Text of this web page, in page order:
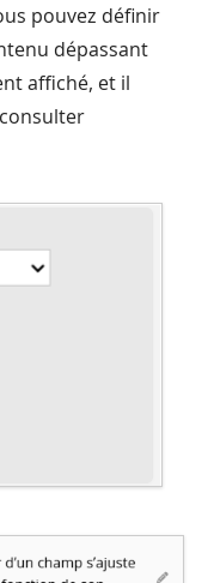
pouvez définir
dépassant
affiché, et il